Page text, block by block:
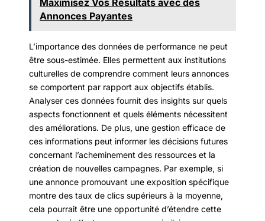
Maximisez Vos Résultats avec des
Annonces Payantes
L’importance des données de performance ne peut
être sous-estimée. Elles permettent aux institutions
culturelles de comprendre comment leurs annonces
se comportent par rapport aux objectifs établis.
Analyser ces données fournit des insights sur quels
aspects fonctionnent et quels éléments nécessitent
des améliorations. De plus, une gestion efficace de
ces informations peut informer les décisions futures
concernant l’acheminement des ressources et la
création de nouvelles campagnes. Par exemple, si
une annonce promouvant une exposition spécifique
montre des taux de clics supérieurs à la moyenne,
cela pourrait être une opportunité d’étendre cette